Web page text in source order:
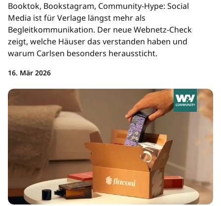
Booktok, Bookstagram, Community-Hype: Social
Media ist für Verlage längst mehr als
Begleitkommunikation. Der neue Webnetz-Check
zeigt, welche Häuser das verstanden haben und
warum Carlsen besonders heraussticht.
16. Mär 2026